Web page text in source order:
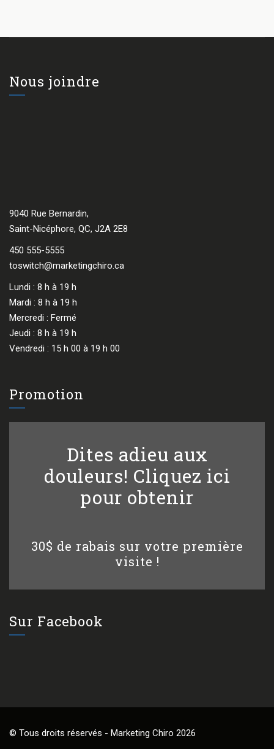
Nous joindre
9040 Rue Bernardin,
Saint-Nicéphore, QC, J2A 2E8
450 555-5555
toswitch@marketingchiro.ca
Lundi : 8 h à 19 h
Mardi : 8 h à 19 h
Mercredi : Fermé
Jeudi : 8 h à 19 h
Vendredi : 15 h 00 à 19 h 00
Promotion
Dites adieu aux
douleurs! Cliquez ici
pour obtenir
30$ de rabais sur votre première
visite !
Sur Facebook
© Tous droits réservés - Marketing Chiro 2026